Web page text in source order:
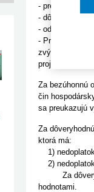
- preukázaná
- dôveryhodnosť,
- odborná
- Projekt
zvýšenie
projektu a
Za bezúhonnú
čin
sa preukazujú
Za
ktorá má:
1)
2) nedoplatok
Za
hodnotami.